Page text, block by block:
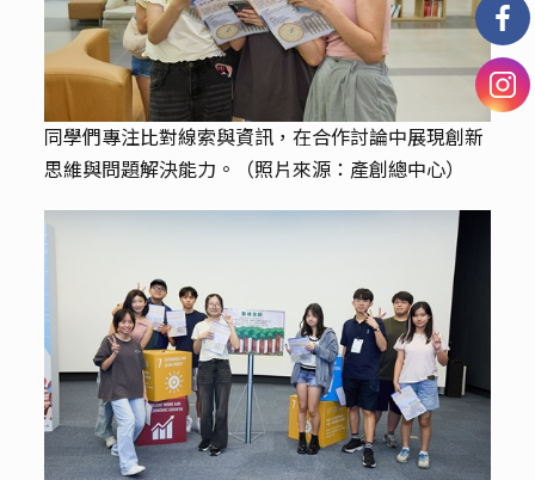
同學們專注比對線索與資訊，在合作討論中展現創新
思維與問題解決能力。（照片來源：產創總中心）